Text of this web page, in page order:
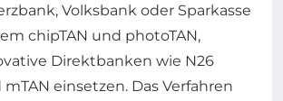
Volksbank oder Sparkasse
chipTAN und photoTAN,
Direktbanken wie N26
einsetzen. Das Verfahren